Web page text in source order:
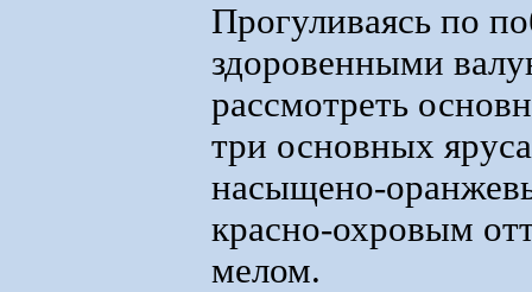
Прогуливаясь по
здоровенными
рассмотреть
три основных
насыщено-
красно-охровым
мелом.